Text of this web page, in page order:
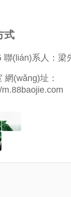
式
(lián)系人：梁
(wǎng)址：
m.88baojie.com